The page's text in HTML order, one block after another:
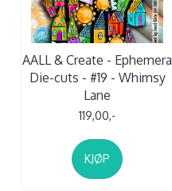
AALL & Create - Ephemera
Die-cuts - #19 - Whimsy
Lane
119,00,-
KJØP